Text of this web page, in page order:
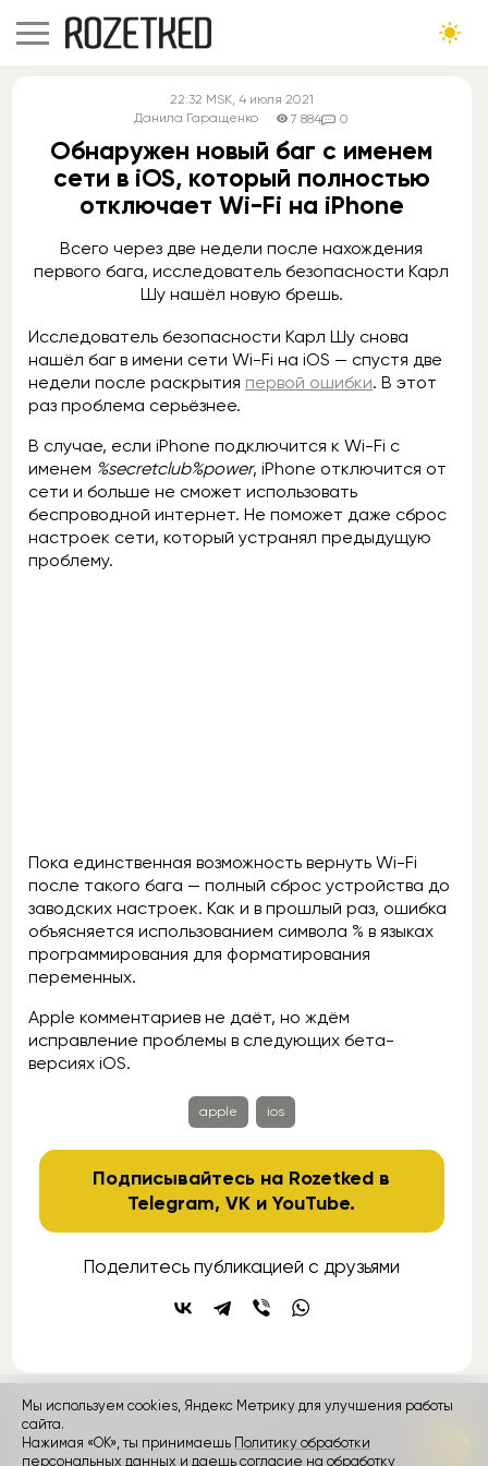
22:32 MSK, 4 июля 2021
Данила Гаращенко
7 884 0
Обнаружен новый баг с именем
сети в iOS, который полностью
отключает Wi-Fi на iPhone
Всего через две недели после нахождения
первого бага, исследователь безопасности Карл
Шу нашёл новую брешь.
Исследователь безопасности Карл Шу снова
нашёл баг в имени сети Wi-Fi на iOS — спустя две
недели после раскрытия первой ошибки. В этот
раз проблема серьёзнее.
В случае, если iPhone подключится к Wi-Fi с
именем %secretclub%power, iPhone отключится от
сети и больше не сможет использовать
беспроводной интернет. Не поможет даже сброс
настроек сети, который устранял предыдущую
проблему.
Пока единственная возможность вернуть Wi-Fi
после такого бага — полный сброс устройства до
заводских настроек. Как и в прошлый раз, ошибка
объясняется использованием символа % в языках
программирования для форматирования
переменных.
Apple комментариев не даёт, но ждём
исправление проблемы в следующих бета-
версиях iOS.
apple ios
Подписывайтесь на Rozetked в
Telegram,VK иYouTube.
Поделитесь публикацией с друзьями
контакты
Мы используем cookies, Яндекс Метрику для улучшения работы
сайта.
Нажимая «ОК», ты принимаешь Политику обработки
персональных данных и даешь согласие на обработку